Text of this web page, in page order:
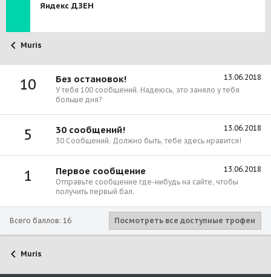
Яндекс ДЗЕН
Muris
10 13.06.2018
Без остановок!
У тебя 100 сообщений. Надеюсь, это заняло у тебя
больше дня?
5 13.06.2018
30 сообщений!
30 Сообщений. Должно быть, тебе здесь нравится!
1 13.06.2018
Первое сообщение
Отправьте сообщение где-нибудь на сайте, чтобы
получить первый бал.
Всего баллов: 16 Посмотреть все доступные трофеи
Muris